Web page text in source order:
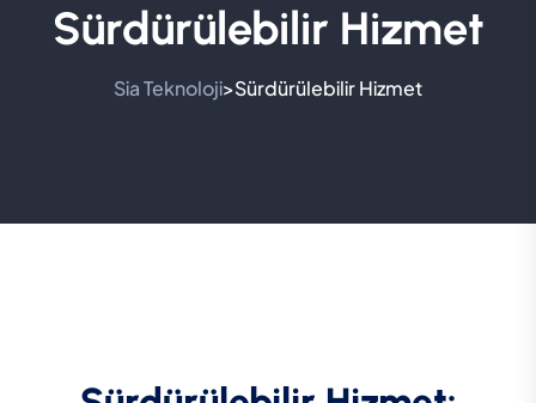
Sürdürülebilir Hizmet
Sia Teknoloji>Sürdürülebilir Hizmet